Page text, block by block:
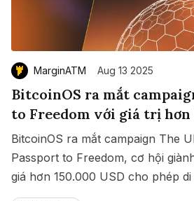
MarginATM Aug 13 2025
BitcoinOS ra mắt
to Freedom với giá trị hơn
BitcoinOS ra mắt campaign The
Passport to Freedom, cơ hội
giá hơn 150.000 USD cho phép
hàng loạt quốc gia không cần visa.